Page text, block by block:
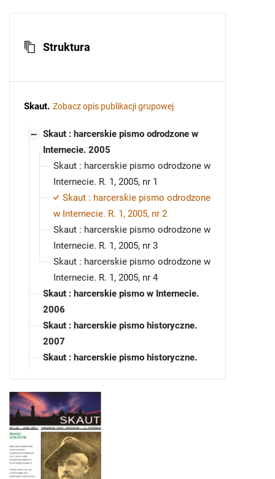
Struktura
Skaut. Zobacz opis publikacji grupowej
Skaut : harcerskie pismo odrodzone w
Internecie. 2005
Skaut : harcerskie pismo odrodzone w
Internecie. R. 1, 2005, nr 1
Skaut : harcerskie pismo odrodzone
w Internecie. R. 1, 2005, nr 2
Skaut : harcerskie pismo odrodzone w
Internecie. R. 1, 2005, nr 3
Skaut : harcerskie pismo odrodzone w
Internecie. R. 1, 2005, nr 4
Skaut : harcerskie pismo w Internecie.
2006
Skaut : harcerskie pismo historyczne.
2007
Skaut : harcerskie pismo historyczne.
Skaut : harcerskie pismo historyczne.
2009
Skaut : harcerskie pismo historyczne.
2010
Skaut : harcerskie pismo historyczne. R.
7, 2011